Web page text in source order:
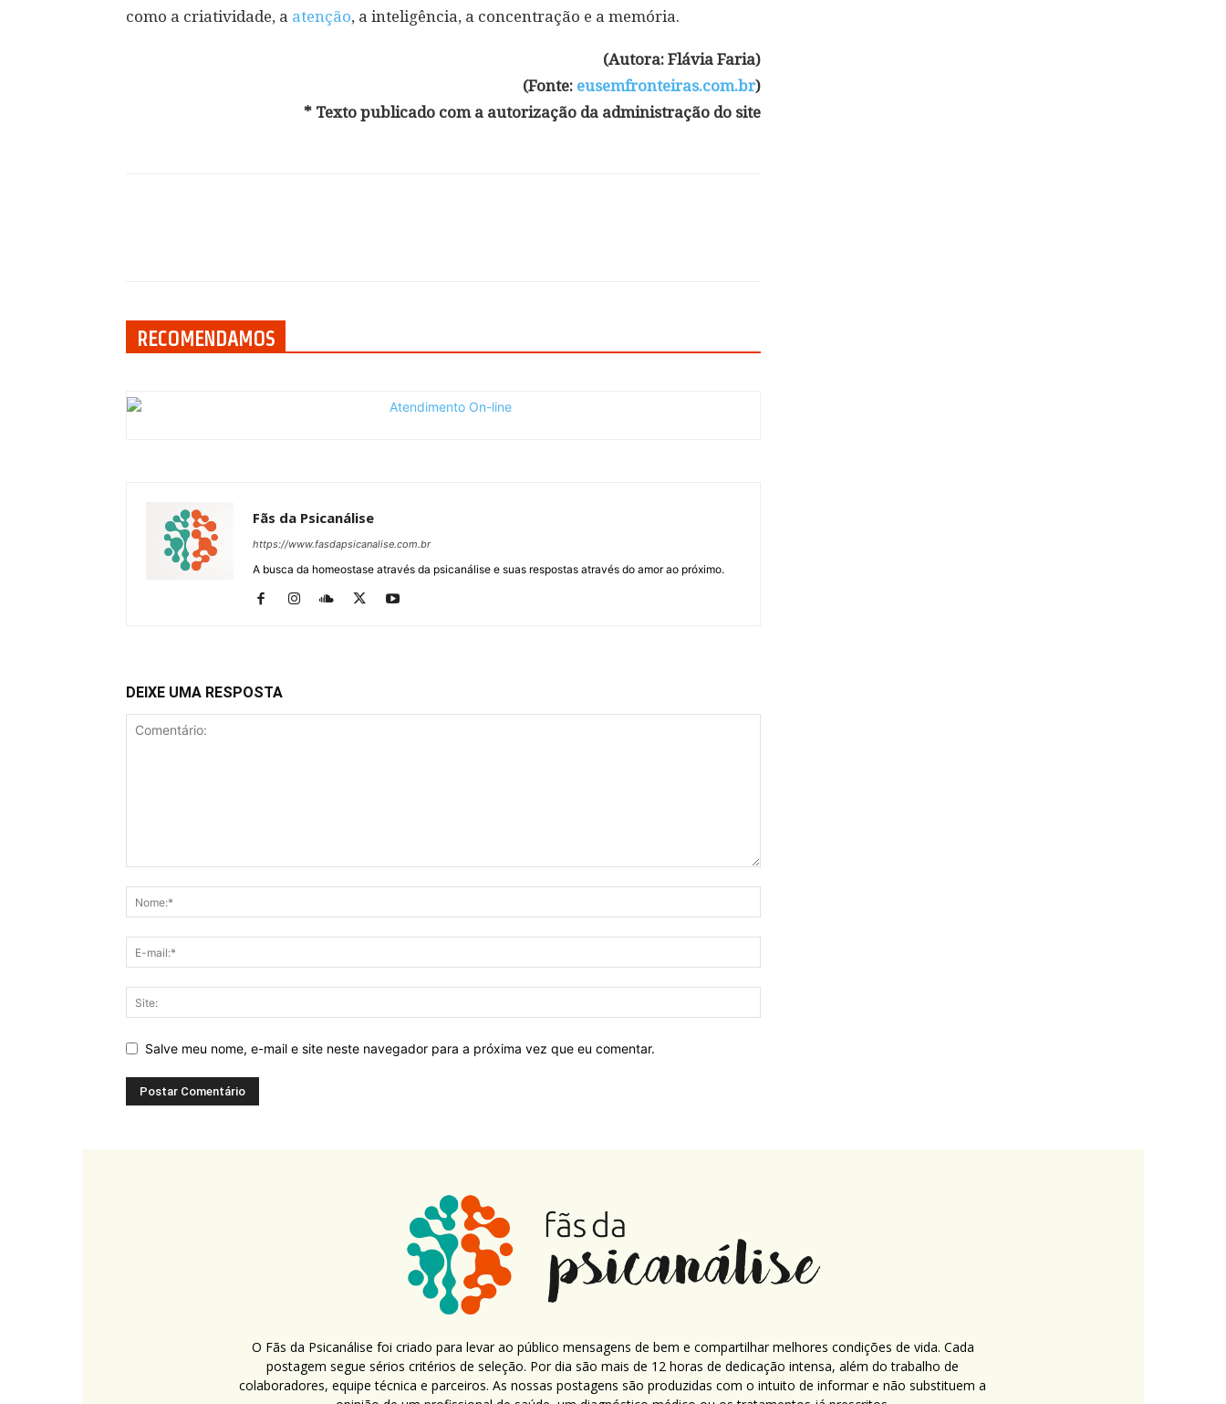
como a criatividade, a atenção, a inteligência, a concentração e a memória.
(Autora: Flávia Faria)
(Fonte: eusemfronteiras.com.br)
* Texto publicado com a autorização da administração do site
RECOMENDAMOS
Fãs da Psicanálise
https://www.fasdapsicanalise.com.br
A busca da homeostase através da psicanálise e suas respostas através do amor ao próximo.
DEIXE UMA RESPOSTA
Salve meu nome, e-mail e site neste navegador para a próxima vez que eu comentar.
O Fãs da Psicanálise foi criado para levar ao público mensagens de bem e compartilhar melhores condições de vida. Cada
postagem segue sérios critérios de seleção. Por dia são mais de 12 horas de dedicação intensa, além do trabalho de
colaboradores, equipe técnica e parceiros. As nossas postagens são produzidas com o intuito de informar e não substituem a